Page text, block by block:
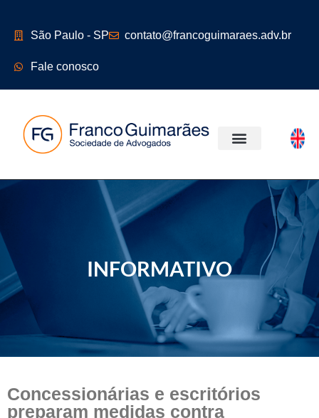
São Paulo - SP contato@francoguimaraes.adv.br
Fale conosco
INFORMATIVO
Concessionárias e escritórios
preparam medidas contra